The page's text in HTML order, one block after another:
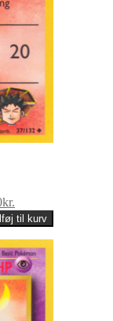
kr.
63,00kr.
til
65,00kr.
til kurv